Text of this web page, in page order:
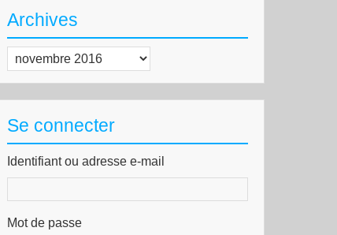
Archives
Archives
Se connecter
Identifiant ou adresse e-mail
Mot de passe